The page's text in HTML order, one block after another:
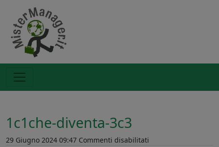
1c1che-diventa-3c3
29 Giugno 2024 09:47 Commenti disabilitati